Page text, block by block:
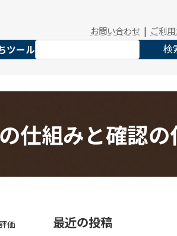
お問い合わせ| ご利
ツール 検
仕組みと確認の
価
最近の投稿